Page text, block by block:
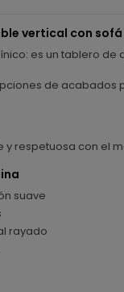
vertical con
es un tablero
de acabados
y respetuosa con el
suave
rayado